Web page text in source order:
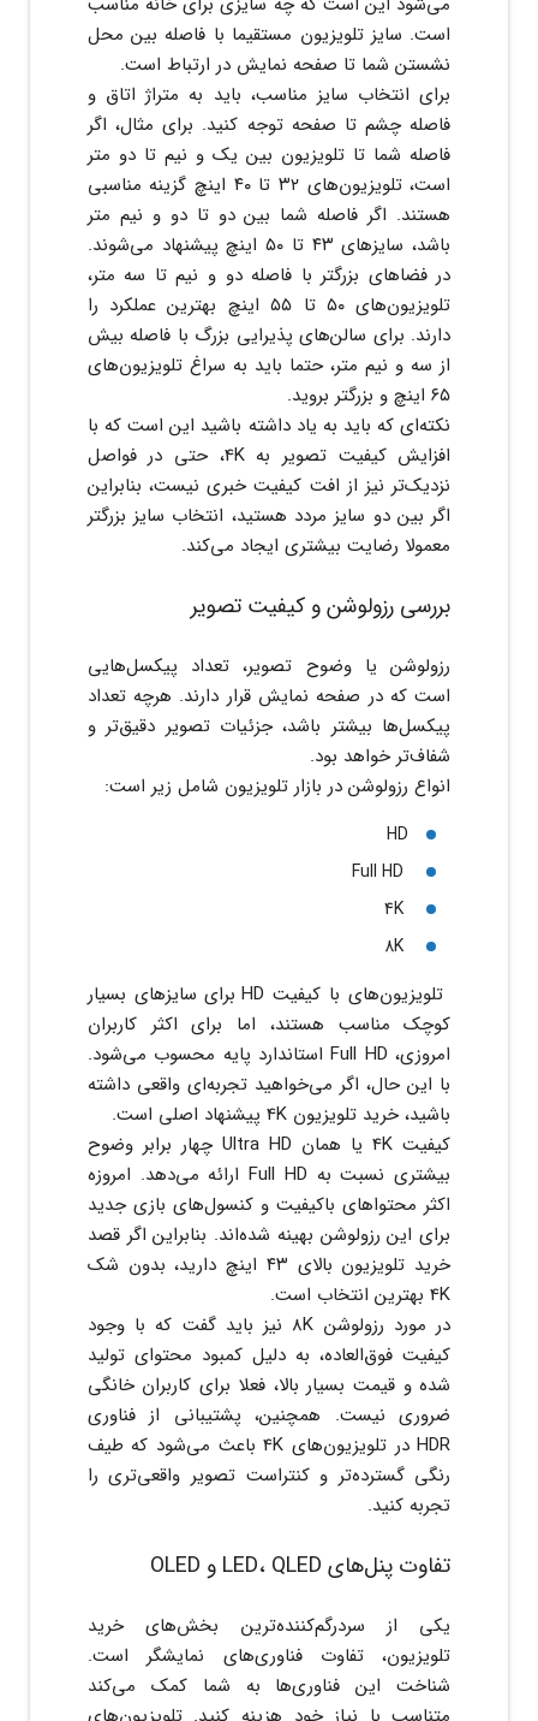
است. سایز تلویزیون مستقیما با فاصله بین محل
نشستن شما تا صفحه نمایش در ارتباط است.
برای انتخاب سایز مناسب، باید به متراژ اتاق و
فاصله چشم تا صفحه توجه کنید. برای مثال، اگر
فاصله شما تا تلویزیون بین یک و نیم تا دو متر
است، تلویزیون‌های ۳۲ تا ۴۰ اینچ گزینه مناسبی
هستند. اگر فاصله شما بین دو تا دو و نیم متر
باشد، سایزهای ۴۳ تا ۵۰ اینچ پیشنهاد می‌شوند.
در فضاهای بزرگتر با فاصله دو و نیم تا سه متر،
تلویزیون‌های ۵۰ تا ۵۵ اینچ بهترین عملکرد را
دارند. برای سالن‌های پذیرایی بزرگ با فاصله بیش
از سه و نیم متر، حتما باید به سراغ تلویزیون‌های
۶۵ اینچ و بزرگتر بروید.
نکته‌ای که باید به یاد داشته باشید این است که با
افزایش کیفیت تصویر به 4K، حتی در فواصل
نزدیک‌تر نیز از افت کیفیت خبری نیست، بنابراین
اگر بین دو سایز مردد هستید، انتخاب سایز بزرگتر
معمولا رضایت بیشتری ایجاد می‌کند.
بررسی رزولوشن و کیفیت تصویر
رزولوشن یا وضوح تصویر، تعداد پیکسل‌هایی
است که در صفحه نمایش قرار دارند. هرچه تعداد
پیکسل‌ها بیشتر باشد، جزئیات تصویر دقیق‌تر و
شفاف‌تر خواهد بود.
انواع رزولوشن در بازار تلویزیون شامل زیر است:
HD
تلویزیون‌های با کیفیت HD برای سایزهای بسیار
کوچک مناسب هستند، اما برای اکثر کاربران
امروزی، Full HD استاندارد پایه محسوب می‌شود.
با این حال، اگر می‌خواهید تجربه‌ای واقعی داشته
باشید، خرید تلویزیون 4K پیشنهاد اصلی است.
کیفیت 4K یا همان Ultra HD چهار برابر وضوح
بیشتری نسبت به Full HD ارائه می‌دهد. امروزه
اکثر محتواهای باکیفیت و کنسول‌های بازی جدید
برای این رزولوشن بهینه شده‌اند. بنابراین اگر قصد
خرید تلویزیون بالای ۴۳ اینچ دارید، بدون شک
4K بهترین انتخاب است.
در مورد رزولوشن 8K نیز باید گفت که با وجود
کیفیت فوق‌العاده، به دلیل کمبود محتوای تولید
شده و قیمت بسیار بالا، فعلا برای کاربران خانگی
ضروری نیست. همچنین، پشتیبانی از فناوری
HDR در تلویزیون‌های 4K باعث می‌شود که طیف
رنگی گسترده‌تر و کنتراست تصویر واقعی‌تری را
تجربه کنید.
تفاوت پنل‌های LED، QLED و OLED
یکی از سردرگم‌کننده‌ترین بخش‌های خرید
تلویزیون، تفاوت فناوری‌های نمایشگر است.
شناخت این فناوری‌ها به شما کمک می‌کند